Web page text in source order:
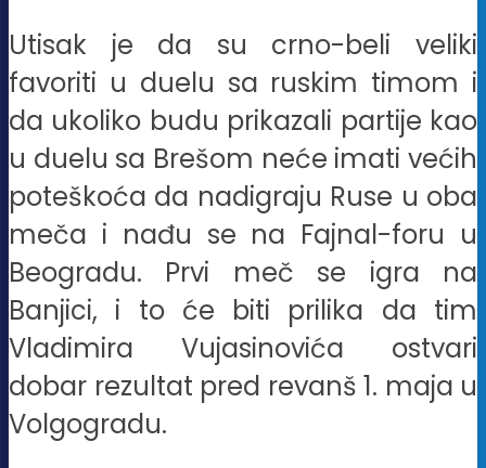
Utisak je da su crno-beli veliki
favoriti u duelu sa ruskim timom i
da ukoliko budu prikazali partije kao
u duelu sa Brešom neće imati većih
poteškoća da nadigraju Ruse u oba
meča i nađu se na Fajnal-foru u
Beogradu. Prvi meč se igra na
Banjici, i to će biti prilika da tim
Vladimira Vujasinovića ostvari
dobar rezultat pred revanš 1. maja u
Volgogradu.